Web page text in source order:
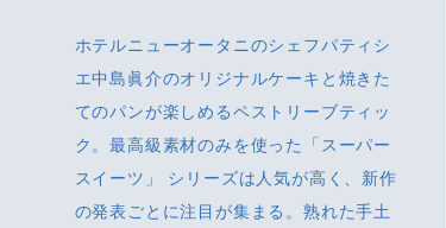
ホテルニューオータニのシェフパティシ
エ中島眞介のオリジナルケーキと焼きた
てのパンが楽しめるペストリーブティッ
ク。最高級素材のみを使った「スーパー
スイーツ」 シリーズは人気が高く、新作
の発表ごとに注目が集まる。熟れた手土